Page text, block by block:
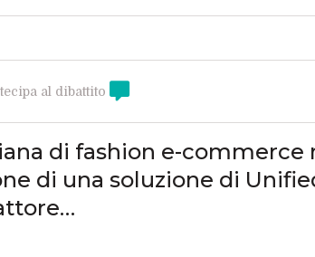
al dibattito
di fashion e-commerce
di una soluzione di